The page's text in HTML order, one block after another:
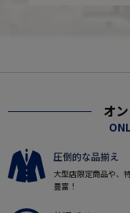
オ
圧倒的な品揃え
大型店限定商品や、
豊富！